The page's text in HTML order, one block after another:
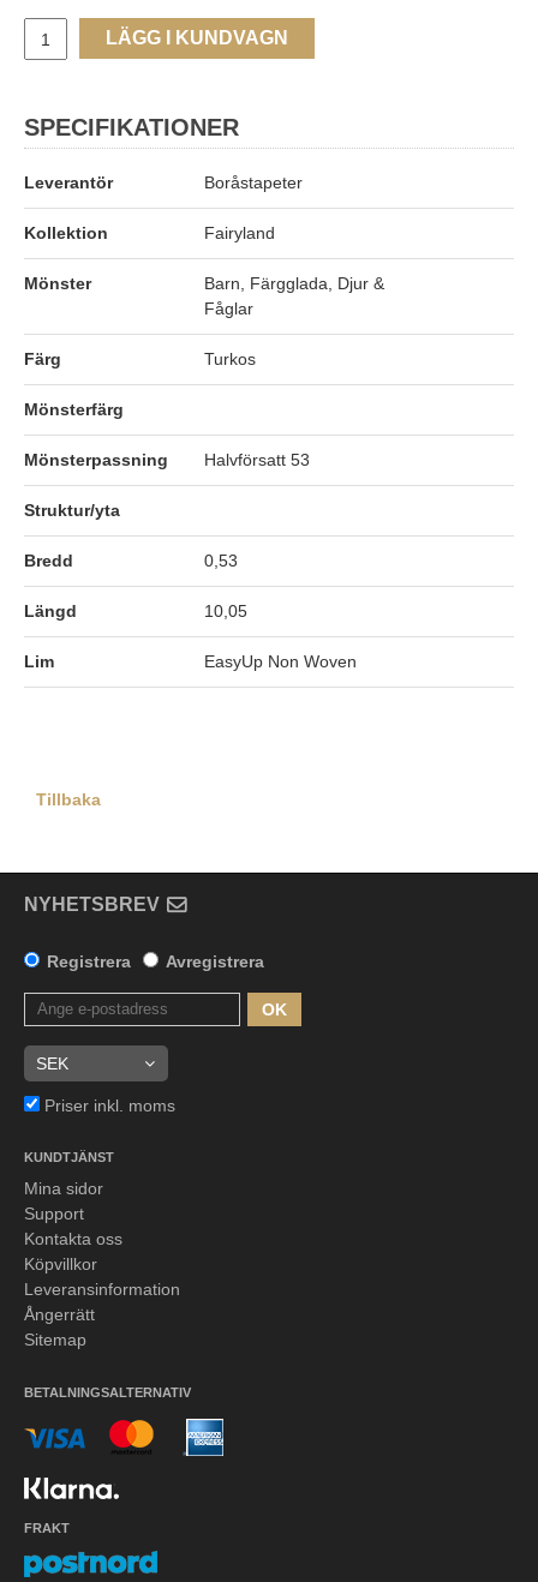
LÄGG I KUNDVAGN
SPECIFIKATIONER
Leverantör Boråstapeter
Kollektion Fairyland
Mönster
Barn, Färgglada, Djur &
Fåglar
Färg Turkos
Mönsterfärg
Mönsterpassning Halvförsatt 53
Struktur/yta
Bredd 0,53
Längd 10,05
Lim EasyUp Non Woven
Tillbaka
NYHETSBREV
Registrera Avregistrera
OK
Priser inkl. moms
KUNDTJÄNST
Mina sidor
Support
Kontakta oss
Köpvillkor
Leveransinformation
Ångerrätt
Sitemap
BETALNINGSALTERNATIV
FRAKT